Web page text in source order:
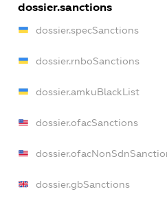
dossier.sanctions
dossier.specSanctions
dossier.rnboSanctions
dossier.amkuBlackList
dossier.ofacSanctions
dossier.gbSanctions